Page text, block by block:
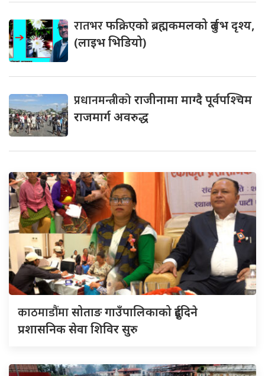
रातभरफक्रिएको ब्रह्मकमलको दुर्लभ दृश्य,
(लाइभ भिडियो)
प्रधानमन्त्रीकोराजीनामा माग्दै पूर्वपश्चिम
राजमार्ग अवरुद्ध
काठमाडौंमासोताङ गाउँपालिकाको दुईदिने
प्रशासनिक सेवा शिविर सुरु